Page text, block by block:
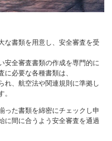
な書類を用意し、安全審査を受
安全審査書類の作成を専門的に
必要な各種書類は、
れ、航空法や関連規則に準拠し
。
った書類を綿密にチェックし申
に間に合うよう安全審査を通過